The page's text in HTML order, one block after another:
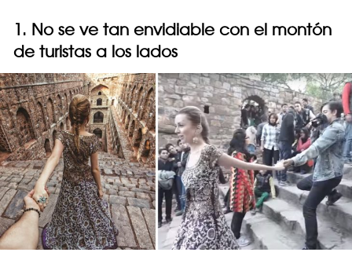
1. No se ve tan envidiable con el montón
de turistas a los lados